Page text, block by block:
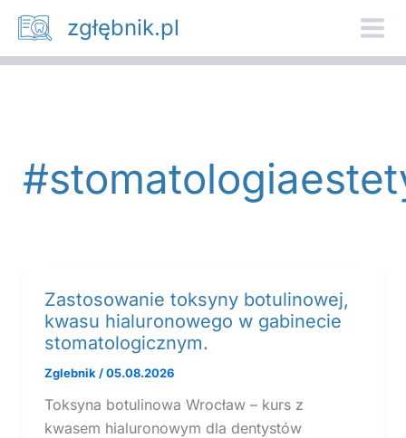
Przejdź
treści
zgłębnik.pl
Zastosowanie toksyny botulinowej,
kwasu hialuronowego w gabinecie
stomatologicznym.
Zglebnik /05.08.2026
Toksyna botulinowa Wrocław – kurs z
kwasem hialuronowym dla dentystów